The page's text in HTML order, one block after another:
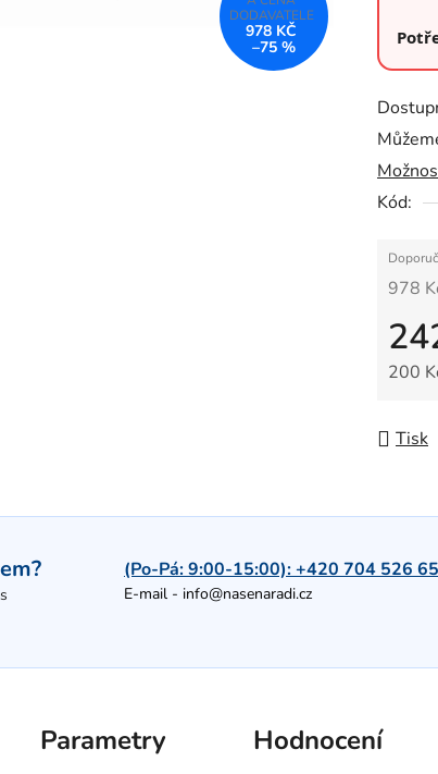
Kód:
978
200
Tisk
978 KČ
–75 %
(Po-Pá: 9:00-15:00):+420 704 526
E-mail - info@nasenaradi.cz
Parametry Hodnocení